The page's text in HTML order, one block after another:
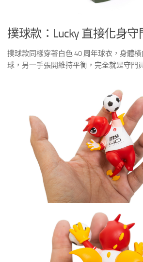
撲球款：Lucky 直接化身守
撲球款同樣穿著白色 40 周年球衣，身體
球，另一手張開維持平衡，完全就是守門